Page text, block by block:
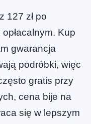
127 zł po
Kup
gwarancja
podróbki, więc
gratis przy
cena bije na
się w lepszym